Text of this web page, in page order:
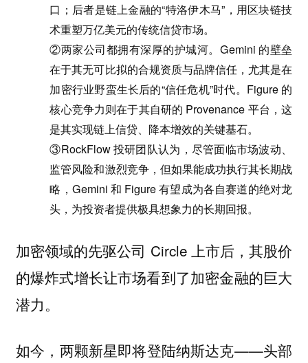
口；后者是链上金融的“特洛伊木马”，用区块链技
术重塑万亿美元的传统信贷市场。
②两家公司都拥有深厚的护城河。Gemini 的壁垒
在于其无可比拟的合规资质与品牌信任，尤其是在
加密行业野蛮生长后的“信任危机”时代。Figure 的
核心竞争力则在于其自研的 Provenance 平台，这
是其实现链上信贷、降本增效的关键基石。
③RockFlow 投研团队认为，尽管面临市场波动、
监管风险和激烈竞争，但如果能成功执行其长期战
略，Gemini 和 Figure 有望成为各自赛道的绝对龙
头，为投资者提供极具想象力的长期回报。
加密领域的先驱公司 Circle 上市后，其股价
的爆炸式增长让市场看到了加密金融的巨大
潜力。
如今，两颗新星即将登陆纳斯达克——头部